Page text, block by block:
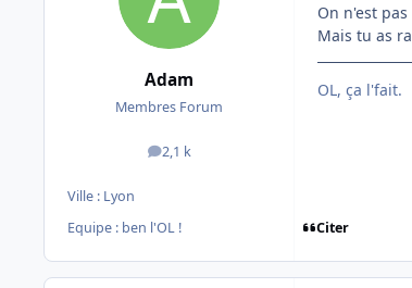
Adam
Membres Forum
2,1 k
messages
Ville : Lyon
Equipe : ben l'OL !
On n'est
Mais tu as
OL, ça l'fait.
Citer